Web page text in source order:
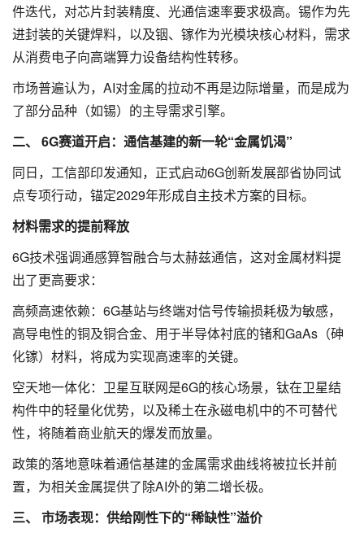
件迭代，对芯片封装精度、光通信速率要求极高。锡作为先
进封装的关键焊料，以及铟、镓作为光模块核心材料，需求
从消费电子向高端算力设备结构性转移。
市场普遍认为，AI对金属的拉动不再是边际增量，而是成为
了部分品种（如锡）的主导需求引擎。
二、 6G赛道开启：通信基建的新一轮“金属饥渴”
同日，工信部印发通知，正式启动6G创新发展部省协同试
点专项行动，锚定2029年形成自主技术方案的目标。
材料需求的提前释放
6G技术强调通感算智融合与太赫兹通信，这对金属材料提
出了更高要求：
高频高速依赖：6G基站与终端对信号传输损耗极为敏感，
高导电性的铜及铜合金、用于半导体衬底的锗和GaAs（砷
化镓）材料，将成为实现高速率的关键。
空天地一体化：卫星互联网是6G的核心场景，钛在卫星结
构件中的轻量化优势，以及稀土在永磁电机中的不可替代
性，将随着商业航天的爆发而放量。
政策的落地意味着通信基建的金属需求曲线将被拉长并前
置，为相关金属提供了除AI外的第二增长极。
三、 市场表现：供给刚性下的“稀缺性”溢价